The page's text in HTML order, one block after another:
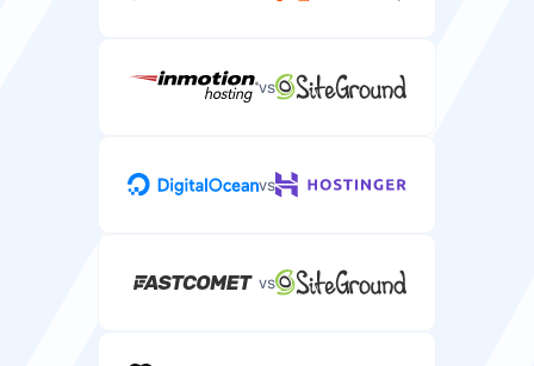
vs
vs
vs